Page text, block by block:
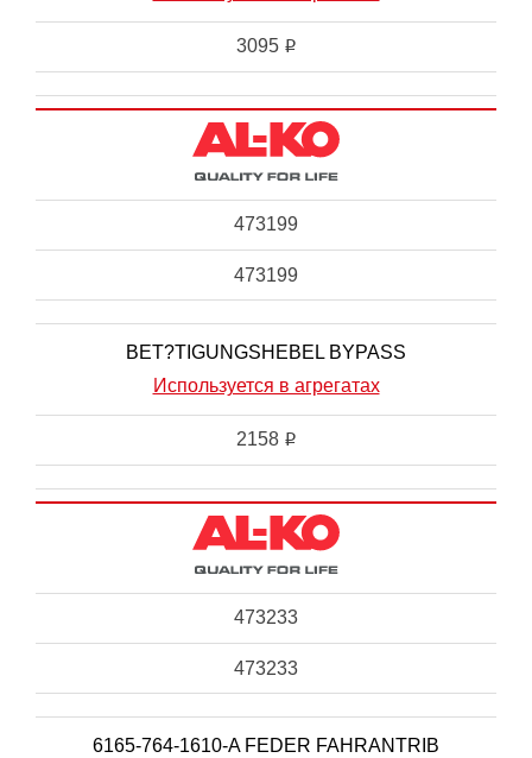
3095 i
473199
473199
BET?TIGUNGSHEBEL BYPASS
Используется в агрегатах
2158 i
473233
473233
6165-764-1610-A FEDER FAHRANTRIB